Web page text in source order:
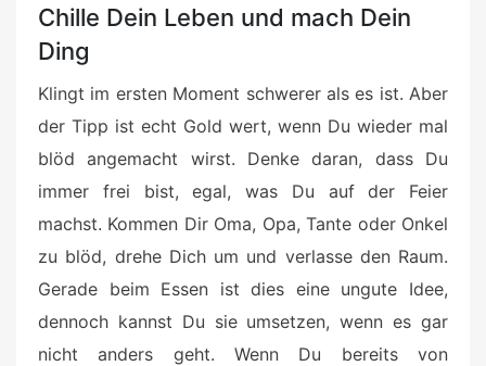
Chille Dein Leben und mach Dein
Ding
Klingt im ersten Moment schwerer als es ist. Aber
der Tipp ist echt Gold wert, wenn Du wieder mal
blöd angemacht wirst. Denke daran, dass Du
immer frei bist, egal, was Du auf der Feier
machst. Kommen Dir Oma, Opa, Tante oder Onkel
zu blöd, drehe Dich um und verlasse den Raum.
Gerade beim Essen ist dies eine ungute Idee,
dennoch kannst Du sie umsetzen, wenn es gar
nicht anders geht. Wenn Du bereits von